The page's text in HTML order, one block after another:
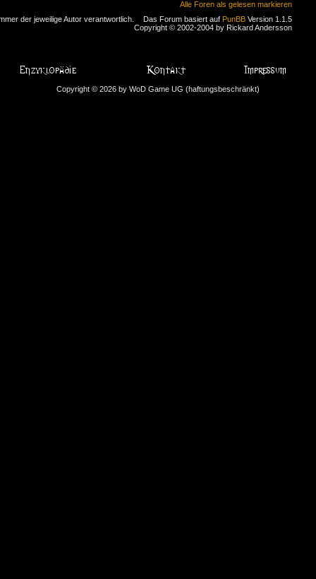
Alle Foren als gelesen markieren
der jeweilige Autor verantwortlich.
Das Forum basiert auf PunBB Version 1.1.5
Copyright © 2002-2004 by Rickard Andersson
Copyright © 2026 by WoD Game UG (haftungsbeschränkt)